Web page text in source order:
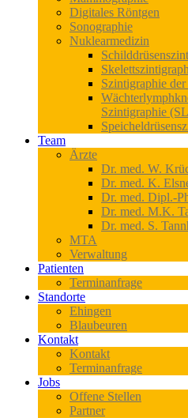
Digitales Röntgen
Sonographie
Nuklearmedizin
Szintigraphie
Szintigraphie
Team
Ärzte
Dr. med. W.
Dr. med. K.
Dr. med. Dipl.-
Dr. med. M.K.
Dr. med. S.
MTA
Verwaltung
Patienten
Terminanfrage
Standorte
Ehingen
Blaubeuren
Kontakt
Kontakt
Terminanfrage
Jobs
Offene Stellen
Partner